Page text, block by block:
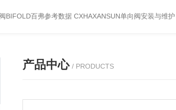
BIFOLD百弗参考数据 CXHAXANSUN单向阀安装与维护
产品中心 / PRODUCTS